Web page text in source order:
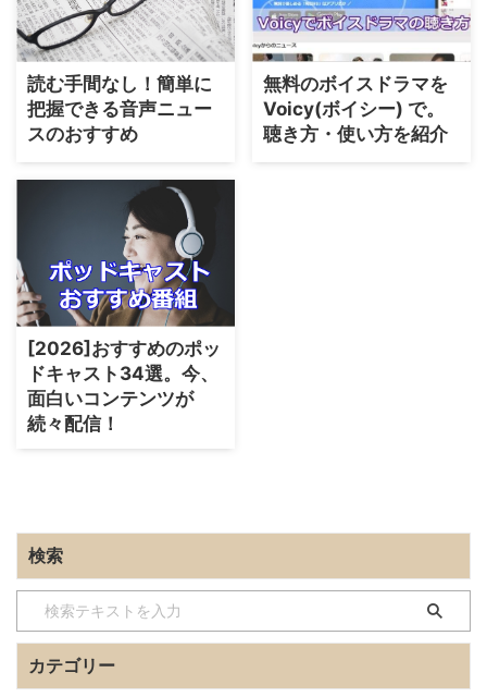
読む手間なし！簡単に
把握できる音声ニュー
スのおすすめ
無料のボイスドラマを
Voicy(ボイシー) で。
聴き方・使い方を紹介
[2026]おすすめのポッ
ドキャスト34選。今、
面白いコンテンツが
続々配信！
検索
カテゴリー